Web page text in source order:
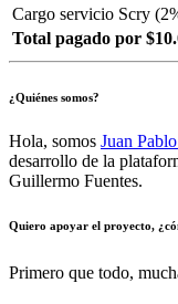
Cargo servicio Scry
Total pagado por
¿Quiénes somos?
Hola, somos Juan
desarrollo de la
Guillermo Fuentes.
Quiero apoyar el proyecto,
Primero que todo,